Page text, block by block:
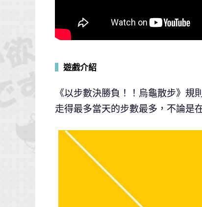
遊戲介紹
《以步數決勝負！！烏龜散步》
走得最多當天的步數最多，不論是